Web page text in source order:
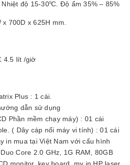
độ 15-300C. Độ ẩm 35% – 85%
700D x 625H mm.
4.5 lít /giờ
Plus : 1 cái.
dẫn sử dụng
Phần mềm chạy máy) : 01 cái
( Dây cáp nối máy vi tính) : 01 cái
in mua tại Việt Nam với cấu hình
Core 2.0 GHz, 1G RAM, 80GB
monitor, key board, my in HP laser